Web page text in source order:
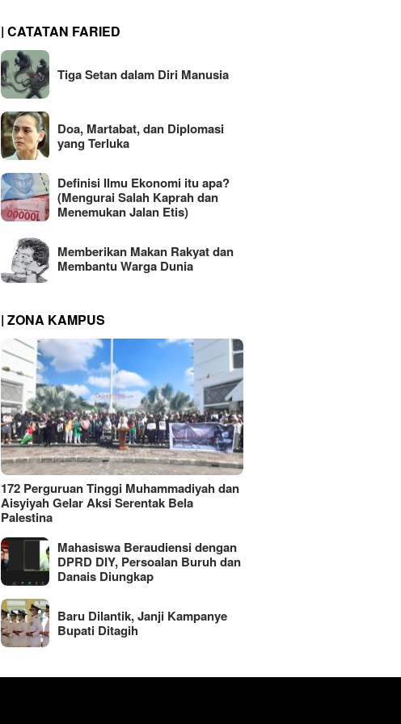
| CATATAN FARIED
Tiga Setan dalam Diri Manusia
Doa, Martabat, dan Diplomasi
yang Terluka
Definisi Ilmu Ekonomi itu apa?
(Mengurai Salah Kaprah dan
Menemukan Jalan Etis)
Memberikan Makan Rakyat dan
Membantu Warga Dunia
| ZONA KAMPUS
172 Perguruan Tinggi Muhammadiyah dan
Aisyiyah Gelar Aksi Serentak Bela
Palestina
Mahasiswa Beraudiensi dengan
DPRD DIY, Persoalan Buruh dan
Danais Diungkap
Baru Dilantik, Janji Kampanye
Bupati Ditagih